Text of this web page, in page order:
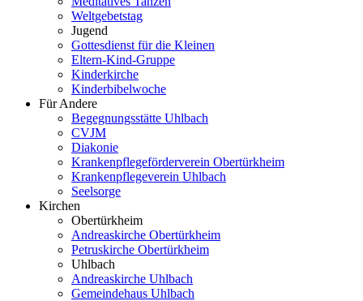
Weltgebetstag
Jugend
Gottesdienst für die Kleinen
Eltern-Kind-Gruppe
Kinderkirche
Kinderbibelwoche
Für Andere
Begegnungsstätte Uhlbach
CVJM
Diakonie
Krankenpflegeförderverein Obertürkheim
Krankenpflegeverein Uhlbach
Seelsorge
Kirchen
Obertürkheim
Andreaskirche Obertürkheim
Petruskirche Obertürkheim
Uhlbach
Andreaskirche Uhlbach
Gemeindehaus Uhlbach